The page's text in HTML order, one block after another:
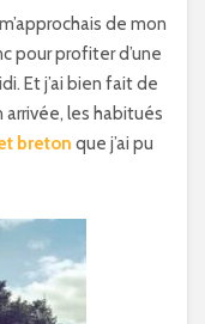
de mon
pour profiter d’une
Et j’ai bien fait de
arrivée, les habitués
breton que j’ai pu